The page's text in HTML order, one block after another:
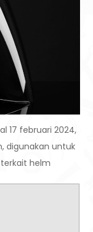
17 februari 2024,
digunakan untuk
helm